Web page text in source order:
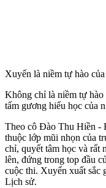
Xuyến là niềm tự hào
Không chỉ là niềm tự hào
tấm gương hiếu học của
Theo cô Đào Thu Hiền -
thuộc lớp mũi nhọn của
chỉ, quyết tâm học và rất
lên, đứng trong top đầu
cuộc thi. Xuyến xuất sắc
Lịch sử.